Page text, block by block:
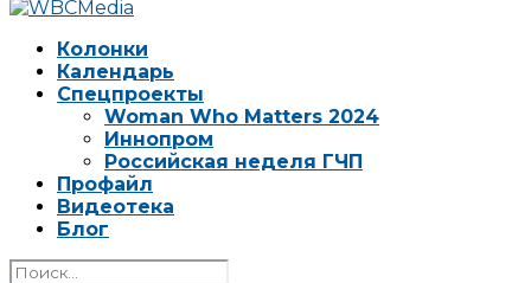
Колонки
Календарь
Спецпроекты
Woman Who Matters 2024
Иннопром
Российская неделя ГЧП
Профайл
Видеотека
Блог